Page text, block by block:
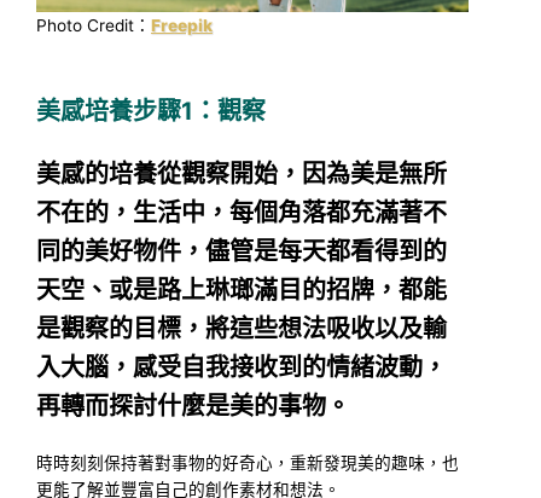
Photo Credit： Freepik
美感培養步驟1：觀察
美感的培養從觀察開始，因為美是無所
不在的，生活中，每個角落都充滿著不
同的美好物件，儘管是每天都看得到的
天空、或是路上琳瑯滿目的招牌，都能
是觀察的目標，將這些想法吸收以及輸
入大腦，感受自我接收到的情緒波動，
再轉而探討什麼是美的事物。
時時刻刻保持著對事物的好奇心，重新發現美的趣味，也
更能了解並豐富自己的創作素材和想法。